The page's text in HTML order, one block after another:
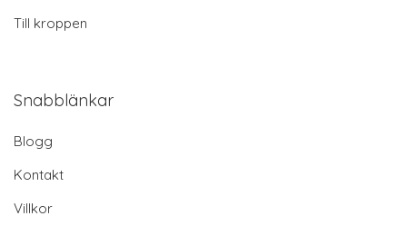
Till kroppen
Snabblänkar
Blogg
Kontakt
Villkor